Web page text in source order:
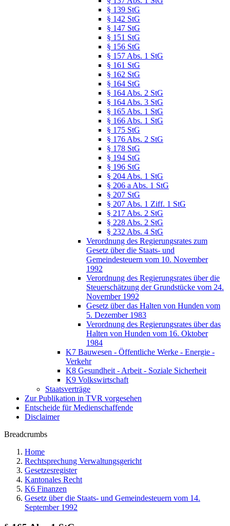
§ 139 StG
§ 142 StG
§ 147 StG
§ 151 StG
§ 156 StG
§ 157 Abs. 1 StG
§ 161 StG
§ 162 StG
§ 164 StG
§ 164 Abs. 2 StG
§ 164 Abs. 3 StG
§ 165 Abs. 1 StG
§ 166 Abs. 1 StG
§ 175 StG
§ 176 Abs. 2 StG
§ 178 StG
§ 194 StG
§ 196 StG
§ 204 Abs. 1 StG
§ 206 a Abs. 1 StG
§ 207 StG
§ 207 Abs. 1 Ziff. 1 StG
§ 217 Abs. 2 StG
§ 228 Abs. 2 StG
§ 232 Abs. 4 StG
Verordnung des Regierungsrates zum
Gesetz über die Staats- und
Gemeindesteuern vom 10. November
1992
Verordnung des Regierungsrates über die
Steuerschätzung der Grundstücke vom 24.
November 1992
Gesetz über das Halten von Hunden vom
5. Dezember 1983
Verordnung des Regierungsrates über das
Halten von Hunden vom 16. Oktober
1984
K7 Bauwesen - Öffentliche Werke - Energie -
Verkehr
K8 Gesundheit - Arbeit - Soziale Sicherheit
K9 Volkswirtschaft
Staatsverträge
Zur Publikation in TVR vorgesehen
Entscheide für Medienschaffende
Disclaimer
Breadcrumbs
Home
Rechtsprechung Verwaltungsgericht
Gesetzesregister
Kantonales Recht
K6 Finanzen
Gesetz über die Staats- und Gemeindesteuern vom 14.
September 1992